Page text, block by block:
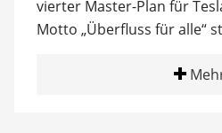
vierter Master-Plan für
Motto „Überfluss für alle“